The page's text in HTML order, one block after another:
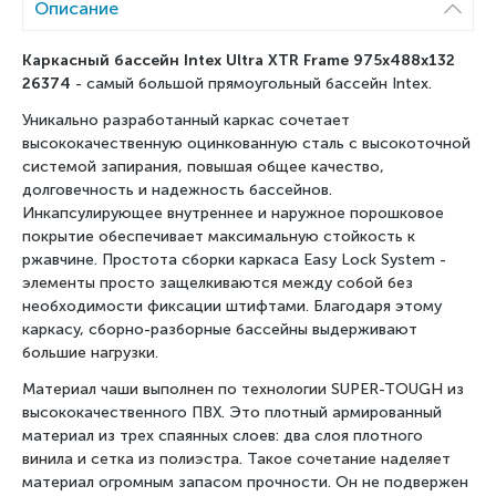
Описание
Каркасный бассейн Intex Ultra XTR Frame 975x488x132
26374 - самый большой прямоугольный бассейн Intex.
Уникально разработанный каркас сочетает
высококачественную оцинкованную сталь с высокоточной
системой запирания, повышая общее качество,
долговечность и надежность бассейнов.
Инкапсулирующее внутреннее и наружное порошковое
покрытие обеспечивает максимальную стойкость к
ржавчине. Простота сборки каркаса Easy Lock System -
элементы просто защелкиваются между собой без
необходимости фиксации штифтами. Благодаря этому
каркасу, сборно-разборные бассейны выдерживают
большие нагрузки.
Материал чаши выполнен по технологии SUPER-TOUGH из
высококачественного ПВХ. Это плотный армированный
материал из трех спаянных слоев: два слоя плотного
винила и сетка из полиэстра. Такое сочетание наделяет
материал огромным запасом прочности. Он не подвержен